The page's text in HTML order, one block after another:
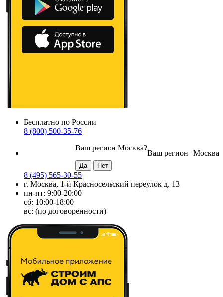
Бесплатно по России
8 (800) 500-35-76
Москва
Ваш регион
Ваш регион Москва?
8 (495) 565-30-55
г. Москва, 1-й Красносельский переулок д. 13
пн-пт: 9:00-20:00
сб: 10:00-18:00
вс: (по договоренности)